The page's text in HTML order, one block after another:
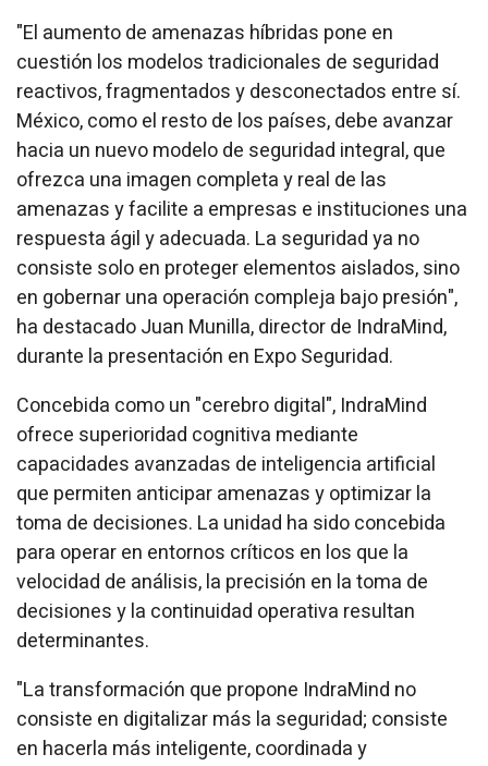
"El aumento de amenazas híbridas pone en
cuestión los modelos tradicionales de seguridad
reactivos, fragmentados y desconectados entre sí.
México, como el resto de los países, debe avanzar
hacia un nuevo modelo de seguridad integral, que
ofrezca una imagen completa y real de las
amenazas y facilite a empresas e instituciones una
respuesta ágil y adecuada. La seguridad ya no
consiste solo en proteger elementos aislados, sino
en gobernar una operación compleja bajo presión",
ha destacado Juan Munilla, director de IndraMind,
durante la presentación en Expo Seguridad.
Concebida como un "cerebro digital", IndraMind
ofrece superioridad cognitiva mediante
capacidades avanzadas de inteligencia artificial
que permiten anticipar amenazas y optimizar la
toma de decisiones. La unidad ha sido concebida
para operar en entornos críticos en los que la
velocidad de análisis, la precisión en la toma de
decisiones y la continuidad operativa resultan
determinantes.
"La transformación que propone IndraMind no
consiste en digitalizar más la seguridad; consiste
en hacerla más inteligente, coordinada y